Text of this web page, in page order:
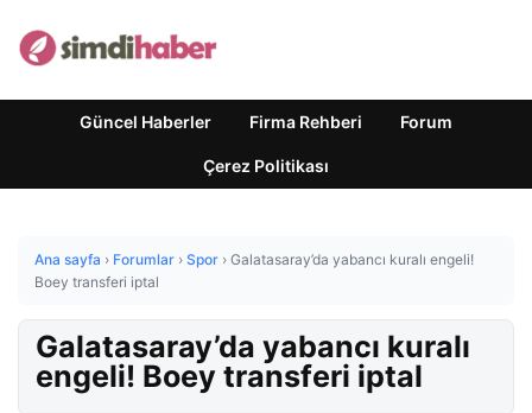
Güncel Haberler Firma Rehberi Forum
Çerez Politikası
Ana sayfa › Forumlar › Spor › Galatasaray’da yabancı kuralı engeli!
Boey transferi iptal
Galatasaray’da yabancı kuralı
engeli! Boey transferi iptal